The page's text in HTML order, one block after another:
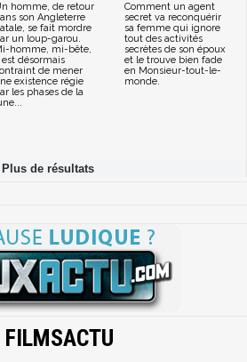
homme, de retour
son Angleterre
se fait mordre
un loup-garou.
homme, mi-bête,
est désormais
de mener
existence régie
les phases de la
Comment un agent
secret va reconquérir
sa femme qui ignore
tout des activités
secrètes de son époux
et le trouve bien fade
en Monsieur-tout-le-
monde.
FILMSACTU